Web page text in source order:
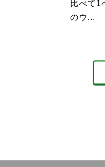
比べて1
のウ...